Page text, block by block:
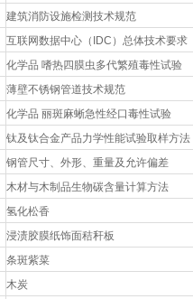
建筑消防设施检测技术规范
互联网数据中心（IDC）总体技术要求
化学品 嗜热四膜虫多代繁殖毒性试验
薄壁不锈钢管道技术规范
化学品 丽斑麻蜥急性经口毒性试验
钛及钛合金产品力学性能试验取样方法
钢管尺寸、外形、重量及允许偏差
木材与木制品生物碳含量计算方法
氢化松香
浸渍胶膜纸饰面秸秆板
条斑紫菜
木炭